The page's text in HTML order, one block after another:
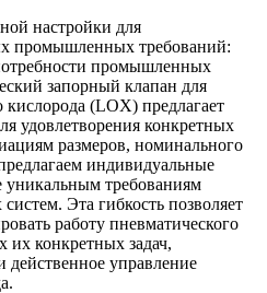
настройки для
промышленных требований:
промышленных
запорный клапан для
(LOX) предлагает
удовлетворения конкретных
размеров, номинального
индивидуальные
уникальным требованиям
Эта гибкость позволяет
работу пневматического
их конкретных задач,
действенное управление